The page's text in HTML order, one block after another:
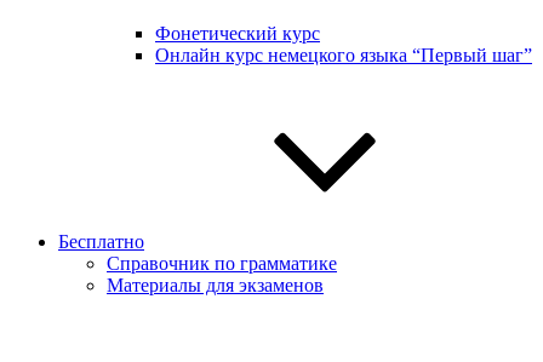
Фонетический курс
Онлайн курс немецкого языка “Первый шаг”
Бесплатно
Справочник по грамматике
Материалы для экзаменов